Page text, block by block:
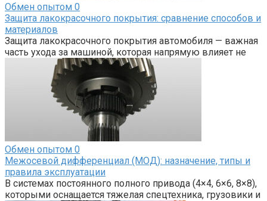
Обмен опытом 0
Защита лакокрасочного покрытия: сравнение способов и
материалов
Защита лакокрасочного покрытия автомобиля — важная
часть ухода за машиной, которая напрямую влияет не
Обмен опытом 0
Межосевой дифференциал (МОД): назначение, типы и
правила эксплуатации
В системах постоянного полного привода (4×4, 6×6, 8×8),
которыми оснащается тяжелая спецтехника, грузовики и